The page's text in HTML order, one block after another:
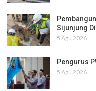
Sijunjung
5 Agu 2026
Pengurus
5 Agu 2026